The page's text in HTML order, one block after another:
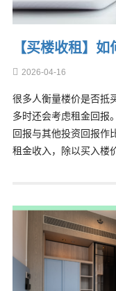
【买楼收租】
2026-04-16
很多人衡量楼价是否抵
多时还会考虑租金回报
回报与其他投资回报作
租金收入，除以买入楼